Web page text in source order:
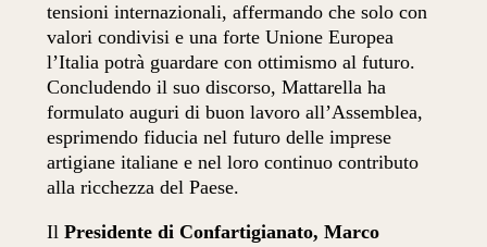
tensioni internazionali, affermando che solo con
valori condivisi e una forte Unione Europea
l’Italia potrà guardare con ottimismo al futuro.
Concludendo il suo discorso, Mattarella ha
formulato auguri di buon lavoro all’Assemblea,
esprimendo fiducia nel futuro delle imprese
artigiane italiane e nel loro continuo contributo
alla ricchezza del Paese.
IlPresidente di Confartigianato, Marco